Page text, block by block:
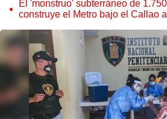
El 'monstruo' subterráneo de
construye el Metro bajo el Callao